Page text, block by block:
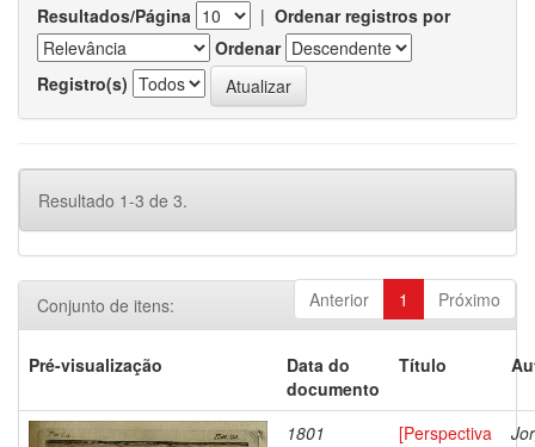
Resultados/Página | Ordenar registros por
Ordenar
Registro(s)
Resultado 1-3 de 3.
Anterior 1 Próximo
Conjunto de itens:
Pré-visualização
Data do
documento
Título
1801
[Perspectiva